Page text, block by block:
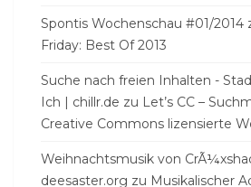
Spontis Wochenschau #01/2014
Friday: Best Of 2013
Suche nach freien Inhalten -
Ich | chillr.de zu Let’s CC –
Creative Commons lizensierte
Weihnachtsmusik von
deesaster.org zu Musikalischer